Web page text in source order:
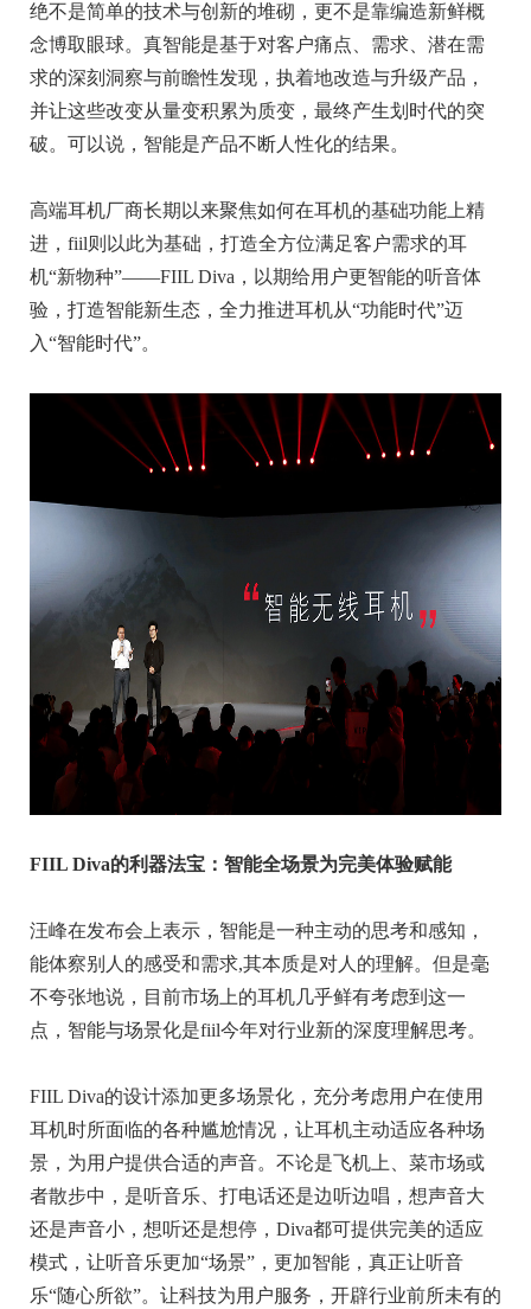
绝不是简单的技术与创新的堆砌，更不是靠编造新鲜概
念博取眼球。真智能是基于对客户痛点、需求、潜在需
求的深刻洞察与前瞻性发现，执着地改造与升级产品，
并让这些改变从量变积累为质变，最终产生划时代的突
破。可以说，智能是产品不断人性化的结果。
高端耳机厂商长期以来聚焦如何在耳机的基础功能上精
进，fiil则以此为基础，打造全方位满足客户需求的耳
机“新物种”——FIIL Diva，以期给用户更智能的听音体
验，打造智能新生态，全力推进耳机从“功能时代”迈
入“智能时代”。
FIIL Diva的利器法宝：智能全场景为完美体验赋能
汪峰在发布会上表示，智能是一种主动的思考和感知，
能体察别人的感受和需求,其本质是对人的理解。但是毫
不夸张地说，目前市场上的耳机几乎鲜有考虑到这一
点，智能与场景化是fiil今年对行业新的深度理解思考。
FIIL Diva的设计添加更多场景化，充分考虑用户在使用
耳机时所面临的各种尴尬情况，让耳机主动适应各种场
景，为用户提供合适的声音。不论是飞机上、菜市场或
者散步中，是听音乐、打电话还是边听边唱，想声音大
还是声音小，想听还是想停，Diva都可提供完美的适应
模式，让听音乐更加“场景”，更加智能，真正让听音
乐“随心所欲”。让科技为用户服务，开辟行业前所未有的